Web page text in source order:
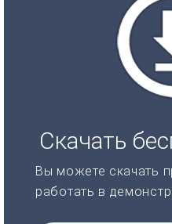
Скачать
Вы можете скачать
работать в